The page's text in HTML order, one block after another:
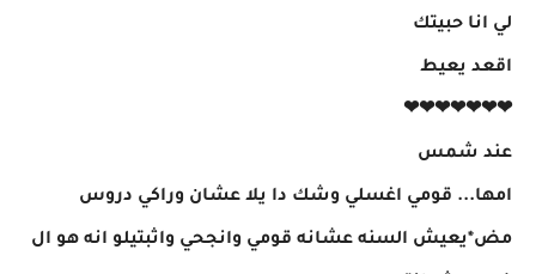
لي انا حبيتك
اقعد يعيط
❤❤❤❤❤❤❤
عند شمس
امها... قومي اغسلي وشك دا يلا عشان وراكي دروس
مض*يعيش السنه عشانه قومي وانجحي واثبتيلو انه هو ال